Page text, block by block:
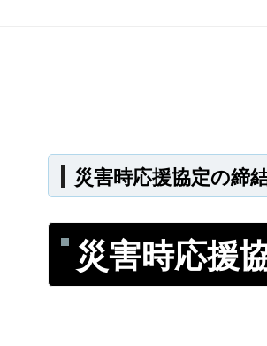
災害時応援協定の締
災害時応援